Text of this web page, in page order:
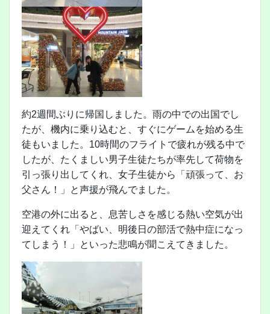
約2週間ぶりに帰国しました。雨の中での出国でし
たが、機内に乗り込むと、すぐにゲームを始める生
徒もいました。10時間のフライトで疲れが残る中で
したが、たくましい男子生徒たちが率先して荷物を
引っ張り出してくれ、女子生徒から「頑張って、お
父さん！」と声援が飛んでました。
空港の外に出ると、息苦しさを感じる熱い空気が出
迎えてくれ「やばい、明後日の部活で熱中症になっ
てしまう！」といった悲鳴が聞こえてきました。